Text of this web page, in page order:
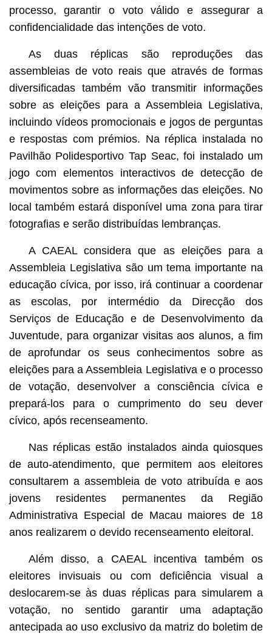
processo, garantir o voto válido e assegurar a
confidencialidade das intenções de voto.
As duas réplicas são reproduções das
assembleias de voto reais que através de formas
diversificadas também vão transmitir informações
sobre as eleições para a Assembleia Legislativa,
incluindo vídeos promocionais e jogos de perguntas
e respostas com prémios. Na réplica instalada no
Pavilhão Polidesportivo Tap Seac, foi instalado um
jogo com elementos interactivos de detecção de
movimentos sobre as informações das eleições. No
local também estará disponível uma zona para tirar
fotografias e serão distribuídas lembranças.
A CAEAL considera que as eleições para a
Assembleia Legislativa são um tema importante na
educação cívica, por isso, irá continuar a coordenar
as escolas, por intermédio da Direcção dos
Serviços de Educação e de Desenvolvimento da
Juventude, para organizar visitas aos alunos, a fim
de aprofundar os seus conhecimentos sobre as
eleições para a Assembleia Legislativa e o processo
de votação, desenvolver a consciência cívica e
prepará-los para o cumprimento do seu dever
cívico, após recenseamento.
Nas réplicas estão instalados ainda quiosques
de auto-atendimento, que permitem aos eleitores
consultarem a assembleia de voto atribuída e aos
jovens residentes permanentes da Região
Administrativa Especial de Macau maiores de 18
anos realizarem o devido recenseamento eleitoral.
Além disso, a CAEAL incentiva também os
eleitores invisuais ou com deficiência visual a
deslocarem-se às duas réplicas para simularem a
votação, no sentido garantir uma adaptação
antecipada ao uso exclusivo da matriz do boletim de